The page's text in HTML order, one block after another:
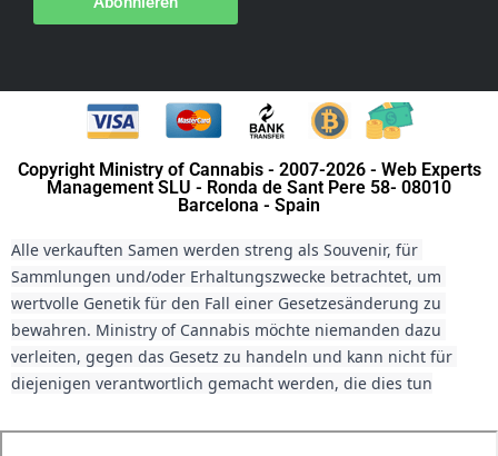
Copyright Ministry of Cannabis - 2007-2026 - Web Experts
Management SLU - Ronda de Sant Pere 58- 08010
Barcelona - Spain
Alle verkauften Samen werden streng als Souvenir, für
Sammlungen und/oder Erhaltungszwecke betrachtet, um
wertvolle Genetik für den Fall einer Gesetzesänderung zu
bewahren. Ministry of Cannabis möchte niemanden dazu
verleiten, gegen das Gesetz zu handeln und kann nicht für
diejenigen verantwortlich gemacht werden, die dies tun